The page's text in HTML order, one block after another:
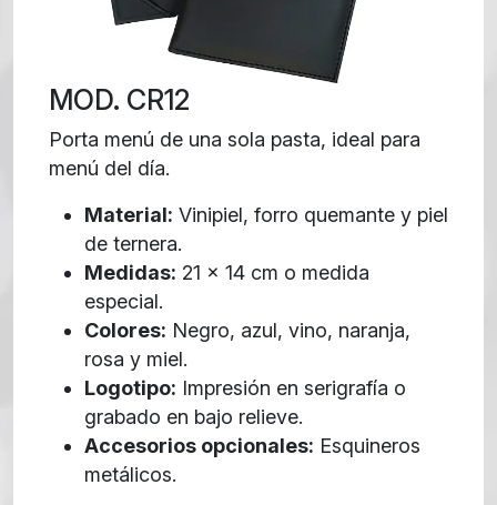
MOD. CR12
Porta menú de una sola pasta, ideal para
menú del día.
Material: Vinipiel, forro quemante y piel
de ternera.
Medidas: 21 x 14 cm o medida
especial.
Colores: Negro, azul, vino, naranja,
rosa y miel.
Logotipo: Impresión en serigrafía o
grabado en bajo relieve.
Accesorios opcionales: Esquineros
metálicos.